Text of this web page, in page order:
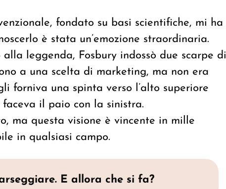
fondato su basi scientifiche, mi ha
è stata un’emozione straordinaria.
leggenda, Fosbury indossò due scarpe di
a una scelta di marketing, ma non era
forniva una spinta verso l’alto superiore
il paio con la sinistra.
ma questa visione è vincente in mille
in qualsiasi campo.
E allora che si fa?